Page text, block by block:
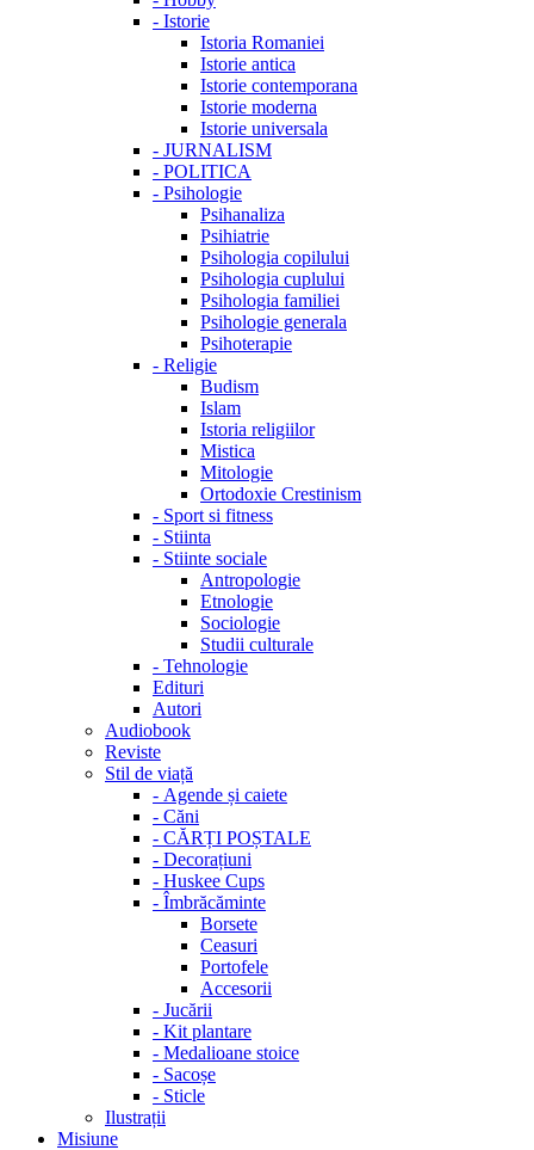
- Istorie
Istoria Romaniei
Istorie antica
Istorie contemporana
Istorie moderna
Istorie universala
- JURNALISM
- POLITICA
- Psihologie
Psihanaliza
Psihiatrie
Psihologia copilului
Psihologia cuplului
Psihologia familiei
Psihologie generala
Psihoterapie
- Religie
Budism
Islam
Istoria religiilor
Mistica
Mitologie
Ortodoxie Crestinism
- Sport si fitness
- Stiinta
- Stiinte sociale
Antropologie
Etnologie
Sociologie
Studii culturale
- Tehnologie
Edituri
Autori
Audiobook
Reviste
Stil de viață
- Agende și caiete
- Căni
- CĂRȚI POȘTALE
- Decorațiuni
- Huskee Cups
- Îmbrăcăminte
Borsete
Ceasuri
Portofele
Accesorii
- Jucării
- Kit plantare
- Medalioane stoice
- Sacoșe
- Sticle
Ilustrații
Misiune